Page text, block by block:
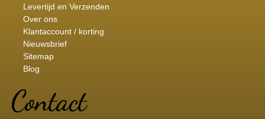
Levertijd en Verzenden
Over ons
Klantaccount / korting
Nieuwsbrief
Sitemap
Blog